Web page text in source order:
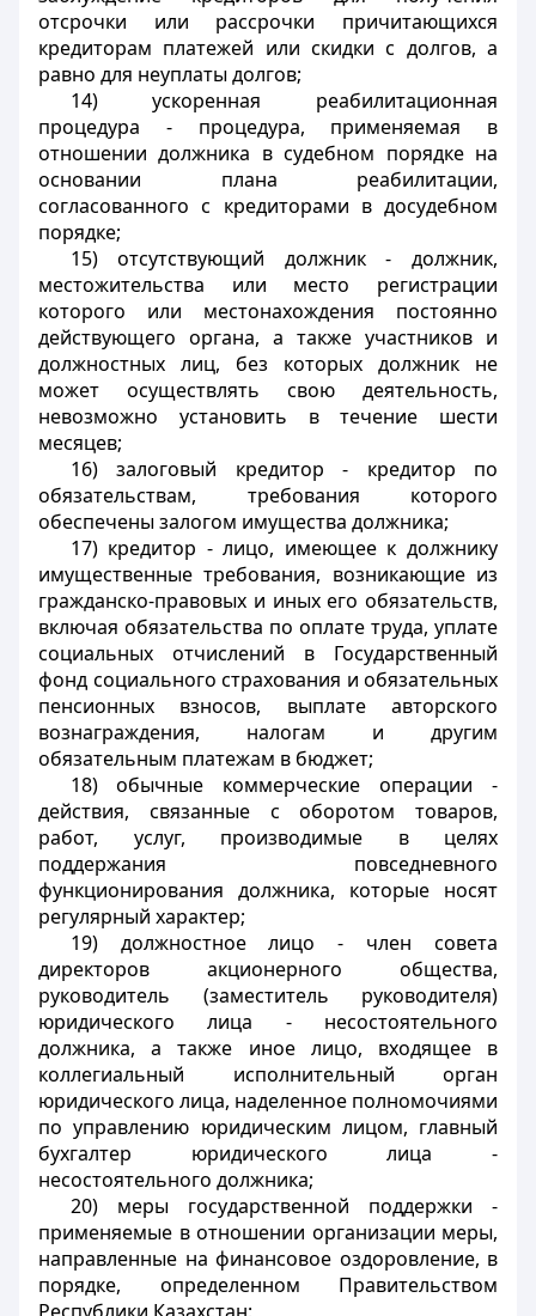
отсрочки или рассрочки причитающихся
кредиторам платежей или скидки с долгов, а
равно для неуплаты долгов;
14) ускоренная реабилитационная
процедура - процедура, применяемая в
отношении должника в судебном порядке на
основании плана реабилитации,
согласованного с кредиторами в досудебном
порядке;
15) отсутствующий должник - должник,
местожительства или место регистрации
которого или местонахождения постоянно
действующего органа, а также участников и
должностных лиц, без которых должник не
может осуществлять свою деятельность,
невозможно установить в течение шести
месяцев;
16) залоговый кредитор - кредитор по
обязательствам, требования которого
обеспечены залогом имущества должника;
17) кредитор - лицо, имеющее к должнику
имущественные требования, возникающие из
гражданско-правовых и иных его обязательств,
включая обязательства по оплате труда, уплате
социальных отчислений в Государственный
фонд социального страхования и обязательных
пенсионных взносов, выплате авторского
вознаграждения, налогам и другим
обязательным платежам в бюджет;
18) обычные коммерческие операции -
действия, связанные с оборотом товаров,
работ, услуг, производимые в целях
поддержания повседневного
функционирования должника, которые носят
регулярный характер;
19) должностное лицо - член совета
директоров акционерного общества,
руководитель (заместитель руководителя)
юридического лица - несостоятельного
должника, а также иное лицо, входящее в
коллегиальный исполнительный орган
юридического лица, наделенное полномочиями
по управлению юридическим лицом, главный
бухгалтер юридического лица -
несостоятельного должника;
20) меры государственной поддержки -
применяемые в отношении организации меры,
направленные на финансовое оздоровление, в
порядке, определенном Правительством